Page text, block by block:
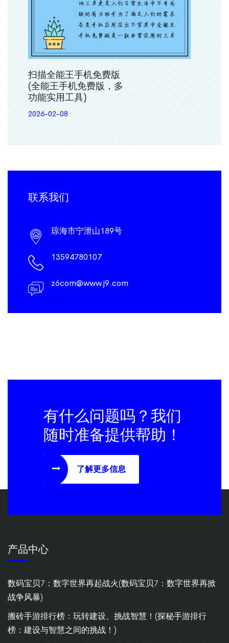
扫描全能王手机免费版
(全能王手机免费版，多
功能实用工具)
2026-02-08
联系我们
琼海市宁泄山189号
13594780107
z6com@www.j9.com
有什么问题吗？我们
随时准备提供帮助！
了解更多信息
产品中心
数码宝贝7：数字世界再起战火(数码宝贝7：数字世界再掀
战争风暴)
搬砖手游排行榜：玩转建设、挑战智慧！(探秘手游排行
榜：建设与智慧之间的挑战！)